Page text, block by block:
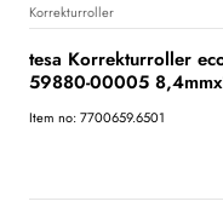
Korrekturroller
tesa Korrekturroller
59880-00005
Item no: 7700659.6501